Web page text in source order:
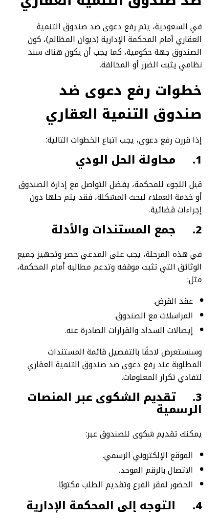
في السعودية، يتم رفع دعوى ضد صندوق التنمية
العقاري أمام المحكمة الإدارية (ديوان المظالم)، كون
الصندوق جهة حكومية، كما يجب أن يكون هناك سند
نظامي يثبت الضرر أو المخالفة.
خطوات رفع دعوى ضد
صندوق التنمية العقاري
إذا قررت رفع دعوى، يجب اتباع الخطوات التالية:
1. محاولة الحل الودي
قبل اللجوء للمحكمة، يفضل التواصل مع إدارة الصندوق
أو خدمة العملاء لبحث المشكلة، فقد يتم حلها دون
إجراءات قضائية.
2. جمع المستندات والأدلة
في هذه المرحلة، يجب على المدعي حصر وتجهيز جميع
الوثائق التي تثبت موقفه وتدعم مطالبه أمام المحكمة،
مثل:
عقد القرض.
المراسلات مع الصندوق.
إيصالات السداد والقرارات الصادرة عنه.
وسنستعرض لاحقًا بالتفصيل قائمة المستندات
المطلوبة عند رفع دعوى ضد صندوق التنمية العقاري
لتفادي تكرار المعلومات.
3. تقديم الشكوى عبر المنصات
الرسمية
يمكنك تقديم شكوى للصندوق عبر:
الموقع الإلكتروني الرسمي.
الاتصال بالرقم الموحد.
الحضور لمقر الفرع وتقديم الطلب مكتوبًا.
4. التوجه إلى المحكمة الإدارية